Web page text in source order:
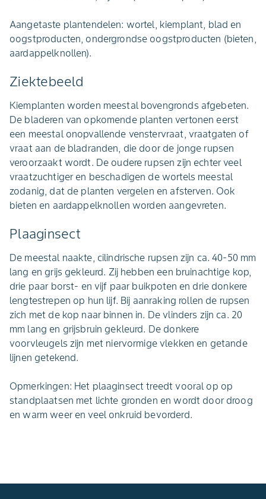
Aangetaste plantendelen: wortel, kiemplant, blad en
oogstproducten, ondergrondse oogstproducten (bieten,
aardappelknollen).
Ziektebeeld
Kiemplanten worden meestal bovengronds afgebeten.
De bladeren van opkomende planten vertonen eerst
een meestal onopvallende venstervraat, vraatgaten of
vraat aan de bladranden, die door de jonge rupsen
veroorzaakt wordt. De oudere rupsen zijn echter veel
vraatzuchtiger en beschadigen de wortels meestal
zodanig, dat de planten vergelen en afsterven. Ook
bieten en aardappelknollen worden aangevreten.
Plaaginsect
De meestal naakte, cilindrische rupsen zijn ca. 40-50 mm
lang en grijs gekleurd. Zij hebben een bruinachtige kop,
drie paar borst- en vijf paar buikpoten en drie donkere
lengtestrepen op hun lijf. Bij aanraking rollen de rupsen
zich met de kop naar binnen in. De vlinders zijn ca. 20
mm lang en grijsbruin gekleurd. De donkere
voorvleugels zijn met niervormige vlekken en getande
lijnen getekend.
Opmerkingen: Het plaaginsect treedt vooral op op
standplaatsen met lichte gronden en wordt door droog
en warm weer en veel onkruid bevorderd.